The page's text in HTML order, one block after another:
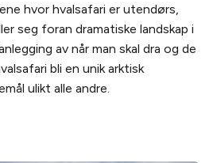
hvor hvalsafari er utendørs,
seg foran dramatiske landskap i
av når man skal dra og de
bli en unik arktisk
ulikt alle andre.